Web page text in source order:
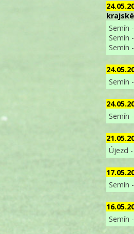
Semín
Semín
Semín
Semín
Semín
Újezd
Semín
Semín